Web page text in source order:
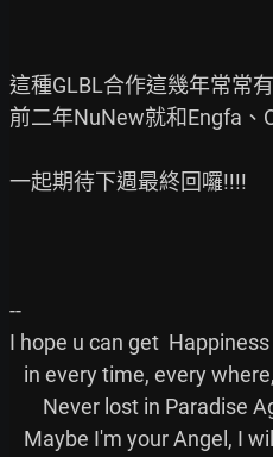
這種GLBL合作這幾年常常有
前二年NuNew就和Engfa
一起期待下週最終回囉!!!!
--
I hope u can get  Happiness